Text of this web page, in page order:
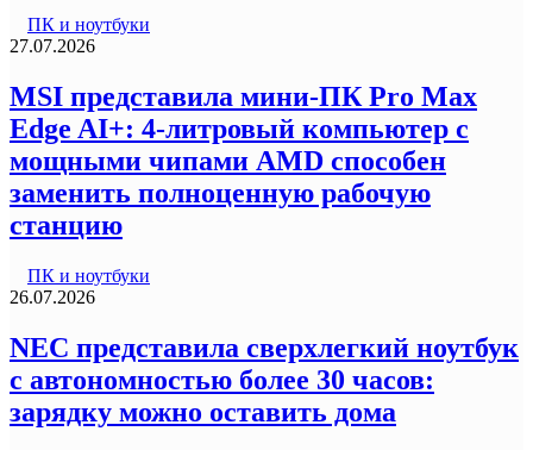
ПК и ноутбуки
27.07.2026
MSI представила мини-ПК Pro Max
Edge AI+: 4-литровый компьютер с
мощными чипами AMD способен
заменить полноценную рабочую
станцию
ПК и ноутбуки
26.07.2026
NEC представила сверхлегкий ноутбук
с автономностью более 30 часов:
зарядку можно оставить дома